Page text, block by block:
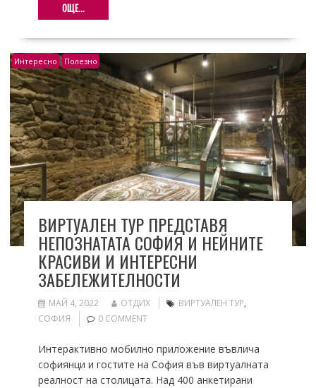
ОЩЕ...
Интересно Полезно
ВИРТУАЛЕН ТУР ПРЕДСТАВЯ
НЕПОЗНАТАТА СОФИЯ И НЕЙНИТЕ
КРАСИВИ И ИНТЕРЕСНИ
ЗАБЕЛЕЖИТЕЛНОСТИ
МАЙ 4, 2022 ОТДИХ ВИРТУАЛЕН ТУР,
СОФИЯ
0 COMMENT
Интерактивно мобилно приложение въвлича
софиянци и гостите на София във виртуалната
реалност на столицата. Над 400 анкетирани